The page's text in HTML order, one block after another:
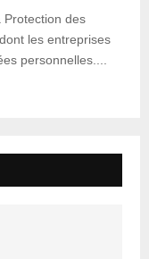
Protection des
les entreprises
personnelles....